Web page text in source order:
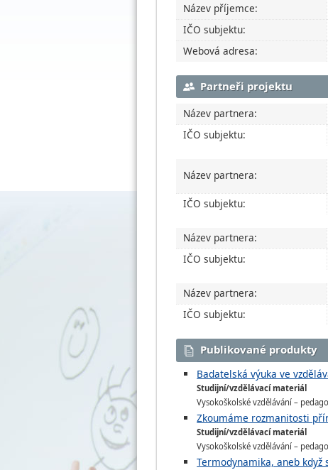
Název příjemce:
IČO subjektu:
Webová adresa:
Partneři projektu
Název partnera:
IČO subjektu:
Název partnera:
IČO subjektu:
Název partnera:
IČO subjektu:
Název partnera:
IČO subjektu:
Publikované produkty
Badatelská výuka ve
Studijní/vzdělávací materiál
Vysokoškolské vzdělávání –
Zkoumáme rozmanitosti
Studijní/vzdělávací materiál
Vysokoškolské vzdělávání –
Termodynamika, aneb když